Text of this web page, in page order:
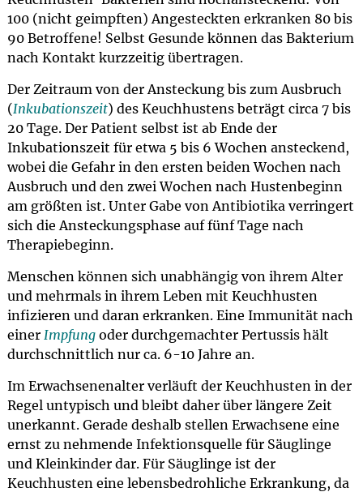
100 (nicht geimpften) Angesteckten erkranken 80 bis
90 Betroffene! Selbst Gesunde können das Bakterium
nach Kontakt kurzzeitig übertragen.
Der Zeitraum von der Ansteckung bis zum Ausbruch
(Inkubationszeit) des Keuchhustens beträgt circa 7 bis
20 Tage. Der Patient selbst ist ab Ende der
Inkubationszeit für etwa 5 bis 6 Wochen ansteckend,
wobei die Gefahr in den ersten beiden Wochen nach
Ausbruch und den zwei Wochen nach Hustenbeginn
am größten ist. Unter Gabe von Antibiotika verringert
sich die Ansteckungsphase auf fünf Tage nach
Therapiebeginn.
Menschen können sich unabhängig von ihrem Alter
und mehrmals in ihrem Leben mit Keuchhusten
infizieren und daran erkranken. Eine Immunität nach
einer Impfungoder durchgemachter Pertussis hält
durchschnittlich nur ca. 6-10 Jahre an.
Im Erwachsenenalter verläuft der Keuchhusten in der
Regel untypisch und bleibt daher über längere Zeit
unerkannt. Gerade deshalb stellen Erwachsene eine
ernst zu nehmende Infektionsquelle für Säuglinge
und Kleinkinder dar. Für Säuglinge ist der
Keuchhusten eine lebensbedrohliche Erkrankung, da